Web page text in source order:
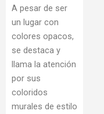
A pesar de ser
un lugar con
colores opacos,
se destaca y
llama la atención
por sus
coloridos
murales de estilo